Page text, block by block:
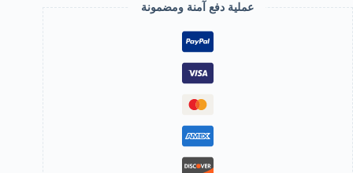
Coffee
Capsule,
304
Stainless
Steel
Material
for
LAVAZZA
A
MODO
MIO
Series-
عملية دفع آمنة ومضمونة